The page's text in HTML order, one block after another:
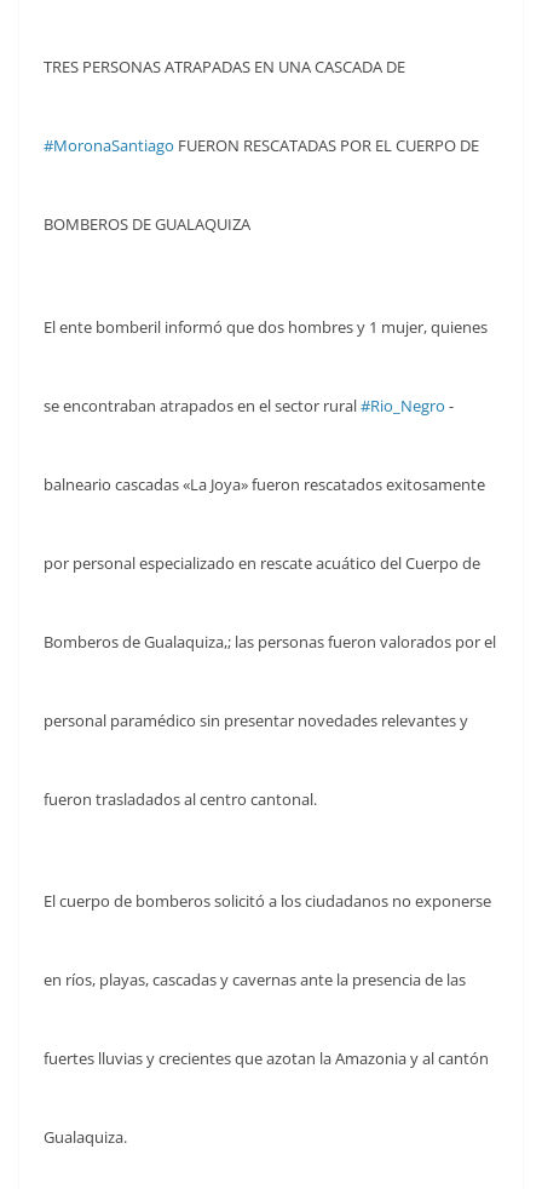
TRES PERSONAS ATRAPADAS EN UNA CASCADA DE
#MoronaSantiago FUERON RESCATADAS POR EL CUERPO DE
BOMBEROS DE GUALAQUIZA
El ente bomberil informó que dos hombres y 1 mujer, quienes
se encontraban atrapados en el sector rural#Rio_Negro -
balneario cascadas «La Joya» fueron rescatados exitosamente
por personal especializado en rescate acuático del Cuerpo de
Bomberos de Gualaquiza,; las personas fueron valorados por el
personal paramédico sin presentar novedades relevantes y
fueron trasladados al centro cantonal.
El cuerpo de bomberos solicitó a los ciudadanos no exponerse
en ríos, playas, cascadas y cavernas ante la presencia de las
fuertes lluvias y crecientes que azotan la Amazonia y al cantón
Gualaquiza.